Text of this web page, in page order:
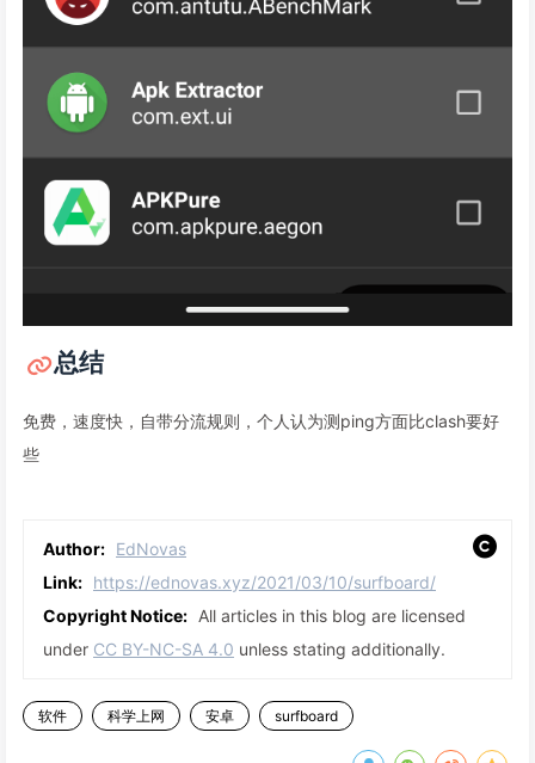
总结
免费，速度快，自带分流规则，个人认为测ping方面比clash要好
些
Author: EdNovas
Link: https://ednovas.xyz/2021/03/10/surfboard/
Copyright Notice: All articles in this blog are licensed
under CC BY-NC-SA 4.0 unless stating additionally.
软件 科学上网 安卓 surfboard